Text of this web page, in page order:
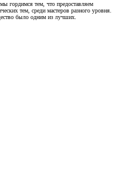
гордимся тем, что предоставляем
тем, среди мастеров разного уровня.
было одним из лучших.